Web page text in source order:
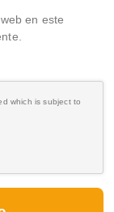
en este
which is subject to